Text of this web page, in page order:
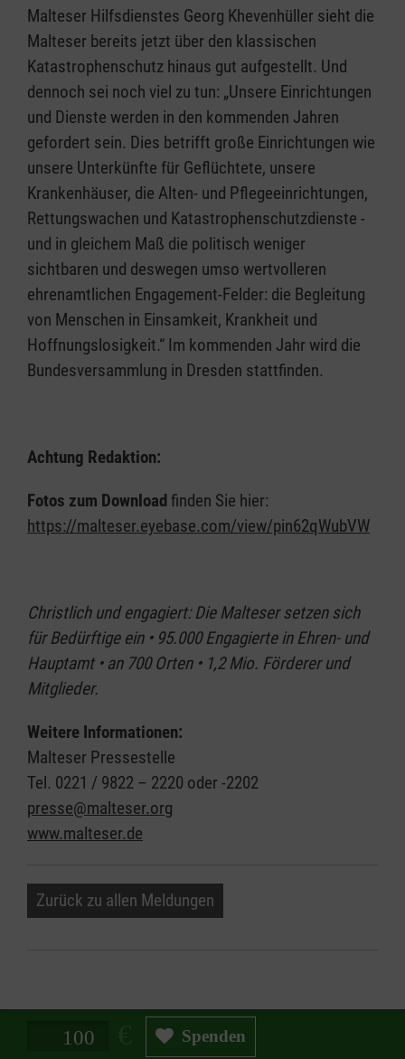
Malteser Hilfsdienstes Georg Khevenhüller sieht die
Malteser bereits jetzt über den klassischen
Katastrophenschutz hinaus gut aufgestellt. Und
dennoch sei noch viel zu tun: „Unsere Einrichtungen
und Dienste werden in den kommenden Jahren
gefordert sein. Dies betrifft große Einrichtungen wie
unsere Unterkünfte für Geflüchtete, unsere
Krankenhäuser, die Alten- und Pflegeeinrichtungen,
Rettungswachen und Katastrophenschutzdienste -
und in gleichem Maß die politisch weniger
sichtbaren und deswegen umso wertvolleren
ehrenamtlichen Engagement-Felder: die Begleitung
von Menschen in Einsamkeit, Krankheit und
Hoffnungslosigkeit.“ Im kommenden Jahr wird die
Bundesversammlung in Dresden stattfinden.
Achtung Redaktion:
Fotos zum Downloadfinden Sie hier:
https://malteser.eyebase.com/view/pin62qWubVW
Christlich und engagiert: Die Malteser setzen sich
für Bedürftige ein • 95.000 Engagierte in Ehren- und
Hauptamt • an 700 Orten • 1,2 Mio. Förderer und
Mitglieder.
Weitere Informationen:
Malteser Pressestelle
Tel. 0221 / 9822 – 2220 oder -2202
presse@malteser.org
www.malteser.de
Zurück zu allen Meldungen
Spendenbetrag in Euro Spenden